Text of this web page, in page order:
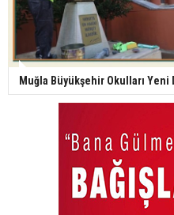
Muğla Büyükşehir Okulları Yeni